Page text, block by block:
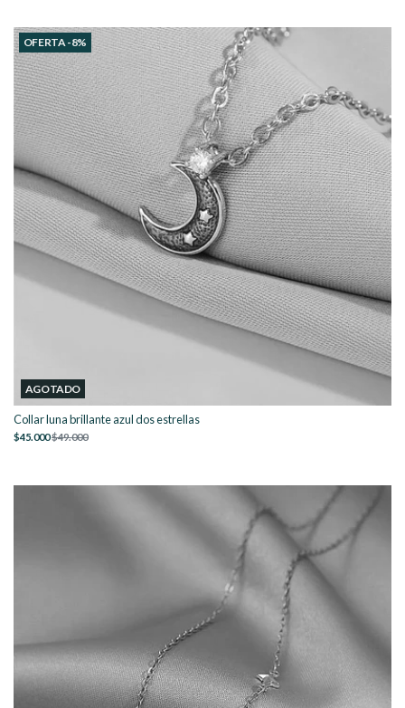
OFERTA -8%
AGOTADO
Collar luna brillante azul dos estrellas
$45.000$49.000